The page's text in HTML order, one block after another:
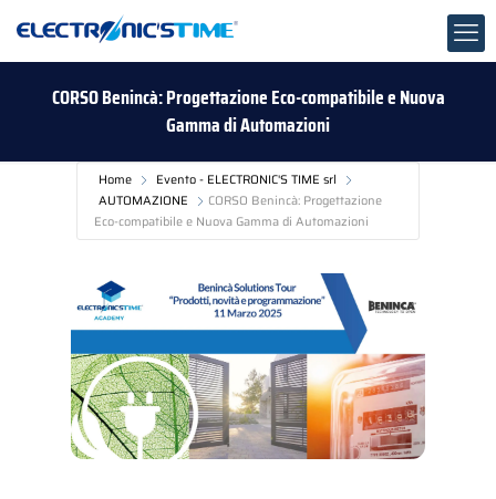
CORSO Benincà: Progettazione Eco-compatibile e Nuova
Gamma di Automazioni
Home
Evento - ELECTRONIC'S TIME srl
AUTOMAZIONE
CORSO Benincà: Progettazione
Eco-compatibile e Nuova Gamma di Automazioni